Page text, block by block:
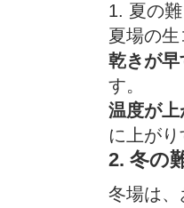
1. 夏の
夏場の生
乾きが早
す。
温度が上
に上が
2. 冬の
冬場は、